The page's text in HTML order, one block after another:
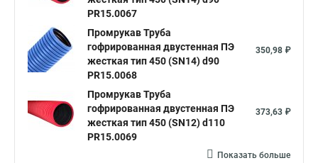
PR15.0067
Промрукав Труба
гофрированная двустенная ПЭ
жесткая тип 450 (SN14) d90
PR15.0068
350,98 ₽
Промрукав Труба
гофрированная двустенная ПЭ
жесткая тип 450 (SN12) d110
PR15.0069
373,63 ₽
Показать больше